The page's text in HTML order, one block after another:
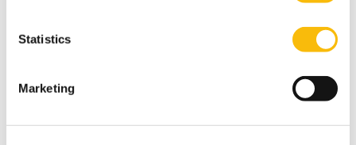
Statistics
Marketing